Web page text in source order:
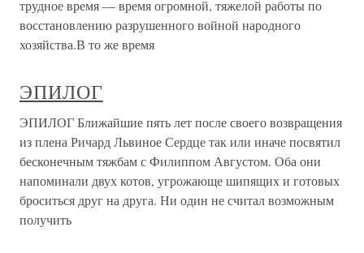
трудное время — время огромной, тяжелой работы по
восстановлению разрушенного войной народного
хозяйства.В то же время
ЭПИЛОГ
ЭПИЛОГ Ближайшие пять лет после своего возвращения
из плена Ричард Львиное Сердце так или иначе посвятил
бесконечным тяжбам с Филиппом Августом. Оба они
напоминали двух котов, угрожающе шипящих и готовых
броситься друг на друга. Ни один не считал возможным
получить